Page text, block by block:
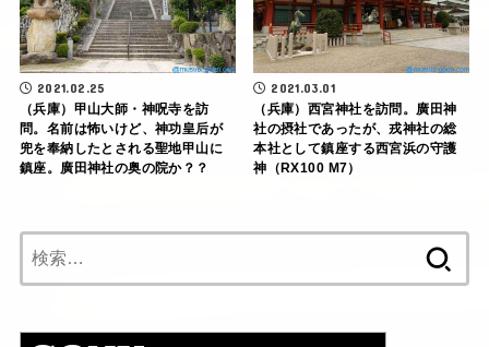
2021.02.25
（兵庫）甲山大師・神呪寺を訪
問。名前は怖いけど、神功皇后が
兜を奉納したとされる聖地甲山に
鎮座。廣田神社の奥の院か？？
2021.03.01
（兵庫）西宮神社を訪問。廣田神
社の摂社であったが、戎神社の総
本社として鎮座する西宮浜の守護
神（RX100 M7）
索: